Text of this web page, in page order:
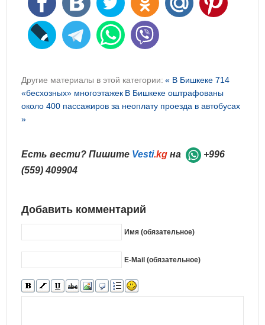
Другие материалы в этой категории: « В Бишкеке 714
«бесхозных» многоэтажек В Бишкеке оштрафованы
около 400 пассажиров за неоплату проезда в автобусах
»
Есть вести? Пишите Vesti.kg на
+996
(559) 409904
Добавить комментарий
Имя (обязательное)
E-Mail (обязательное)